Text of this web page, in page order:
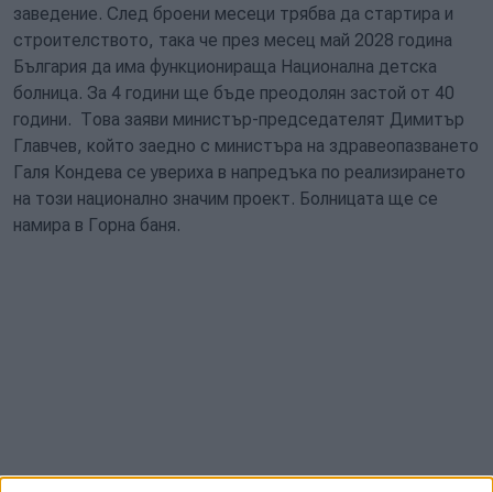
заведение. След броени месеци трябва да стартира и
строителството, така че през месец май 2028 година
България да има функционираща Национална детска
болница. За 4 години ще бъде преодолян застой от 40
години. Това заяви министър-председателят Димитър
Главчев, който заедно с министъра на здравеопазването
Галя Кондева се увериха в напредъка по реализирането
на този национално значим проект. Болницата ще се
намира в Горна баня.